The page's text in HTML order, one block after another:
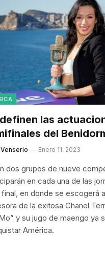
las
del
Enero 11, 2023
dos grupos de nueve
en cada una de las
final, en donde se escogerá
de la exitosa Chanel
y su jugo de maengo ya
América.